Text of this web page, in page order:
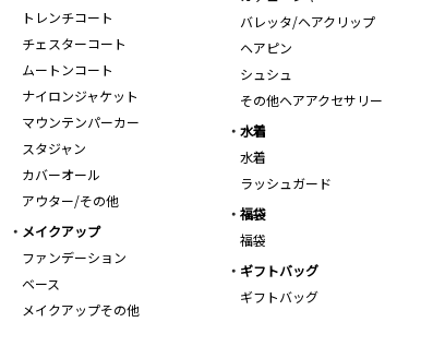
トレンチコート
チェスターコート
ムートンコート
ナイロンジャケット
マウンテンパーカー
スタジャン
カバーオール
アウター/その他
バレッタ/ヘアクリップ
ヘアピン
シュシュ
その他ヘアアクセサリー
水着
水着
ラッシュガード
福袋
福袋
メイクアップ
ファンデーション
ベース
メイクアップその他
ギフトバッグ
ギフトバッグ